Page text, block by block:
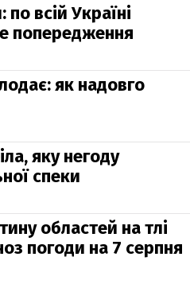
всій Україні
попередження
як надовго
яку негоду
спеки
областей на тлі
погоди на 7 серпня